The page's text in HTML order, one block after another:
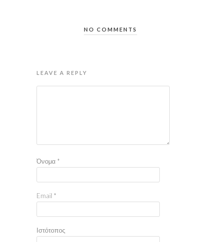
NO COMMENTS
LEAVE A REPLY
Όνομα *
Email *
Ιστότοπος